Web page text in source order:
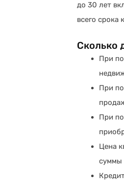
до 30 лет
всего срока
Сколько
При
При
При
Цена
суммы